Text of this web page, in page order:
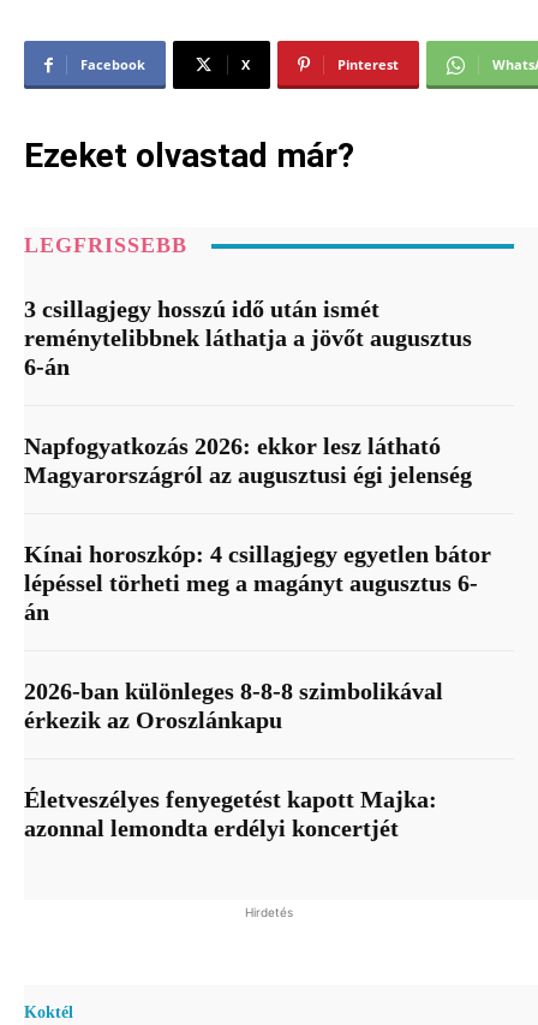
Facebook X Pinterest
Ezeket olvastad már?
LEGFRISSEBB
3 csillagjegy hosszú idő után ismét
reménytelibbnek láthatja a jövőt augusztus
6-án
Napfogyatkozás 2026: ekkor lesz látható
Magyarországról az augusztusi égi jelenség
Kínai horoszkóp: 4 csillagjegy egyetlen bátor
lépéssel törheti meg a magányt augusztus 6-
án
2026-ban különleges 8-8-8 szimbolikával
érkezik az Oroszlánkapu
Életveszélyes fenyegetést kapott Majka:
azonnal lemondta erdélyi koncertjét
Hirdetés
Koktél